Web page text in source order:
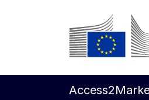
Prijeđi na glavni sadržaj